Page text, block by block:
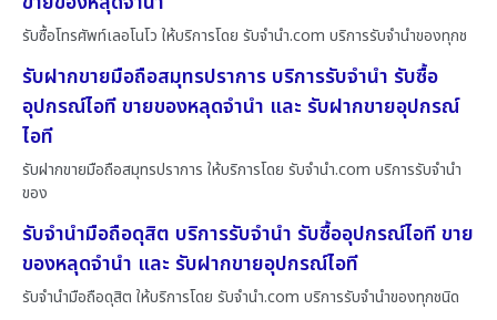
รับซื้อโทรศัพท์เลอโนโว ให้บริการโดย รับจํานํา.com บริการรับจำนำของทุกช
รับฝากขายมือถือสมุทรปราการ บริการรับจำนำ รับซื้อ
อุปกรณ์ไอที ขายของหลุดจำนำ และ รับฝากขายอุปกรณ์
ไอที
รับฝากขายมือถือสมุทรปราการ ให้บริการโดย รับจํานํา.com บริการรับจำนำ
ของ
รับจำนำมือถือดุสิต บริการรับจำนำ รับซื้ออุปกรณ์ไอที ขาย
ของหลุดจำนำ และ รับฝากขายอุปกรณ์ไอที
รับจำนำมือถือดุสิต ให้บริการโดย รับจํานํา.com บริการรับจำนำของทุกชนิด